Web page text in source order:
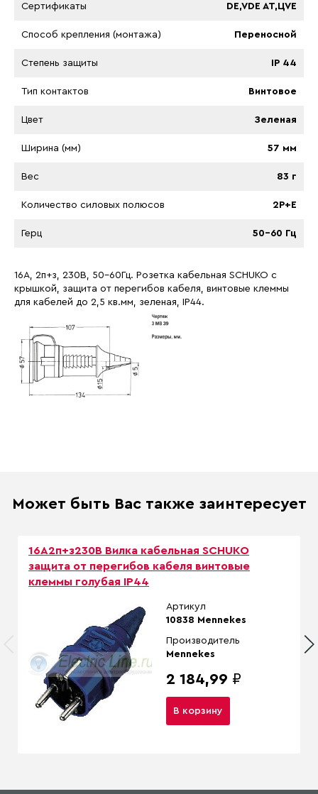
Сертификаты DE,VDE AT,ЦVE
Способ крепления (монтажа) Переносной
Степень защиты IP 44
Тип контактов Винтовое
Цвет Зеленая
Ширина (мм) 57 мм
Вес 83 г
Количество силовых полюсов 2P+E
Герц 50-60 Гц
16A, 2п+з, 230B, 50-60Гц. Розетка кабельная SCHUKO с
крышкой, защита от перегибов кабеля, винтовые клеммы
для кабелей до 2,5 кв.мм, зеленая, IP44.
Может быть Вас также заинтересует
16A2п+з230B Вилка кабельная SCHUKO
защита от перегибов кабеля винтовые
клеммы голубая IP44
Артикул
10838 Mennekes
Производитель
Mennekes
2 184,99 ₽
В корзину